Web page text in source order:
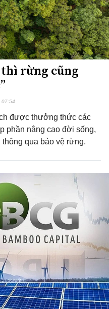
thì rừng cũng
07:54
được thưởng thức các
phần nâng cao đời sống,
qua bảo vệ rừng.